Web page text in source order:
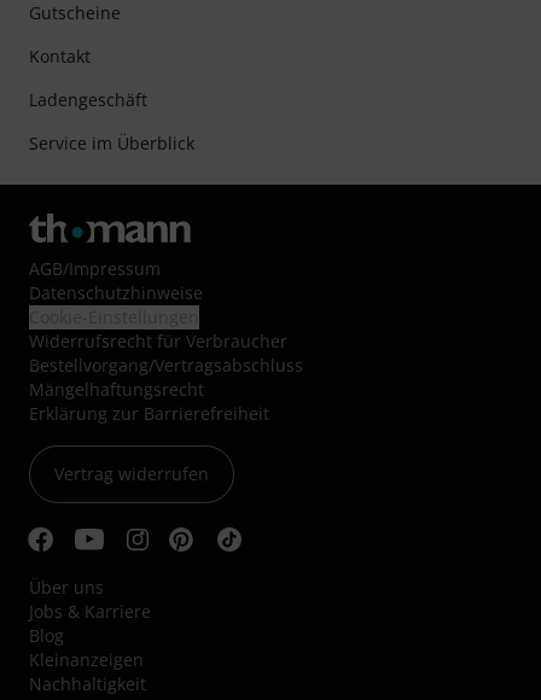
Gutscheine
Kontakt
Ladengeschäft
Service im Überblick
AGB/Impressum
Datenschutzhinweise
Widerrufsrecht für Verbraucher
Bestellvorgang/Vertragsabschluss
Mängelhaftungsrecht
Erklärung zur Barrierefreiheit
Vertrag widerrufen
Über uns
Jobs & Karriere
Blog
Kleinanzeigen
Nachhaltigkeit